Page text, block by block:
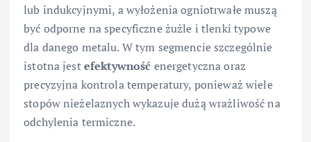
lub indukcyjnymi, a wyłożenia ogniotrwałe muszą
być odporne na specyficzne żużle i tlenki typowe
dla danego metalu. W tym segmencie szczególnie
istotna jestefektywność energetyczna oraz
precyzyjna kontrola temperatury, ponieważ wiele
stopów nieżelaznych wykazuje dużą wrażliwość na
odchylenia termiczne.